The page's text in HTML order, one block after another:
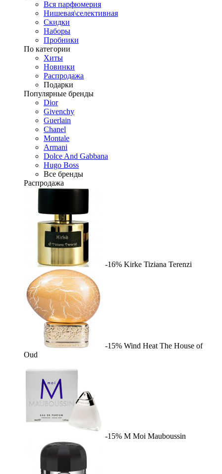
Вся парфюмерия
Нишевая\селективная
Скидки
Наборы
Пробники
По категории
Хиты
Новинки
Распродажа
Подарки
Популярные бренды
Dior
Givenchy
Guerlain
Chanel
Montale
Armani
Dolce And Gabbana
Hugo Boss
Все бренды
Распродажа
-16% Kirke Tiziana Terenzi
-15% Wind Heat The House of
Oud
-15% M Moi Mauboussin